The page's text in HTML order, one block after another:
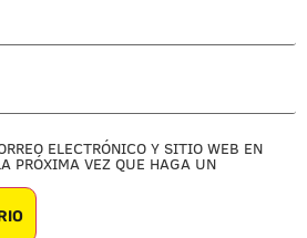
ELECTRÓNICO Y SITIO WEB EN
PRÓXIMA VEZ QUE HAGA UN